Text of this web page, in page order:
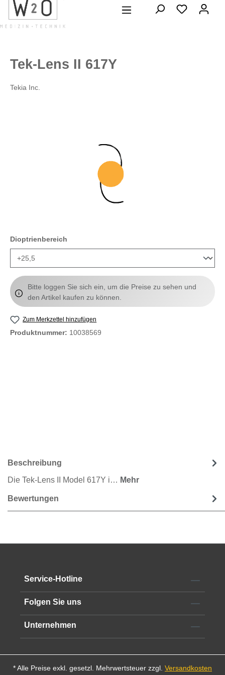
springen
Tek-Lens II 617Y
Tekia Inc.
Dioptrienbereich
Bitte loggen Sie sich ein, um die Preise zu sehen und
den Artikel kaufen zu können.
Zum Merkzettel hinzufügen
Produktnummer: 10038569
Beschreibung
Die Tek-Lens II Model 617Y i… Mehr
Bewertungen
Service-Hotline
Folgen Sie uns
Unternehmen
* Alle Preise exkl. gesetzl. Mehrwertsteuer zzgl. Versandkosten